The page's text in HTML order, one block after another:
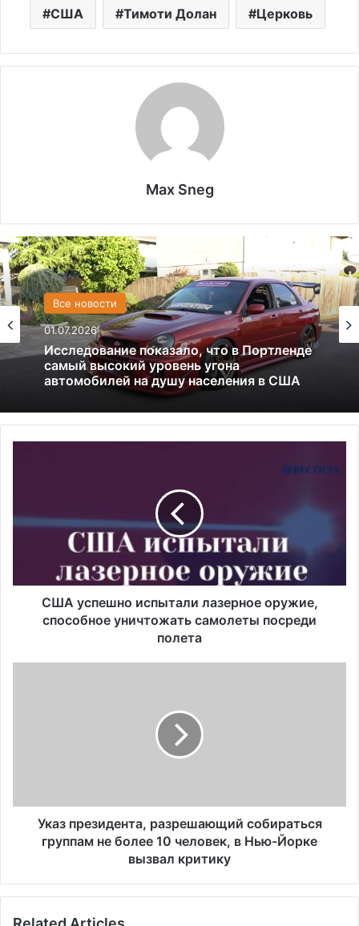
США Тимоти Долан Церковь
Max Sneg
Все новости
01.07.2026
автомобилей на душу населения в США
США
13.06.2025
Америка имеет огромный избыток сыра
оружие,
уничтожать
самолеты
посреди
полетаСША успешно испытали лазерное оружие,
способное уничтожать самолеты посреди
полета
человек,
критику
Указ президента, разрешающий собираться
группам не более 10 человек, в Нью-Йорке
вызвал критику